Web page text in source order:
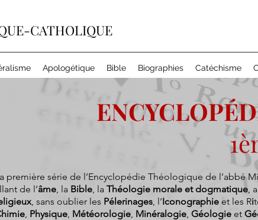
CATHOLIQUE
Apologétique Bible Biographies Catéchisme
première série de l’Encyclopédie Théologique de l’abbé
de l’âme, la Bible, la Théologie morale et dogmatique,
, sans oublier les Pélerinages, l’Iconographie et les Ri
, Physique, Météorologie, Minéralogie, Géologie et